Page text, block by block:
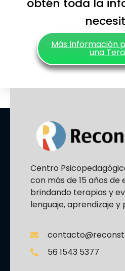
obtén toda la
Más Información
una
Centro
con más de 15 años de
brindando terapias y
lenguaje, aprendizaje y
56 1543 5377